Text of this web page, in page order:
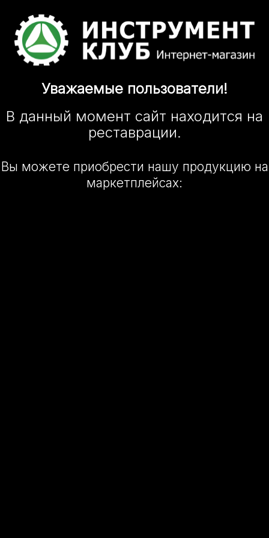
Уважаемые пользователи!
В данный момент сайт находится на
реставрации.
Вы можете приобрести нашу продукцию на
маркетплейсах: